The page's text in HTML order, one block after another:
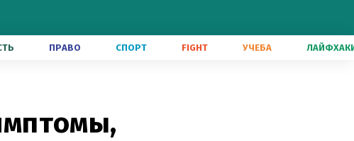
ПРАВО СПОРТ FIGHT УЧЕБА